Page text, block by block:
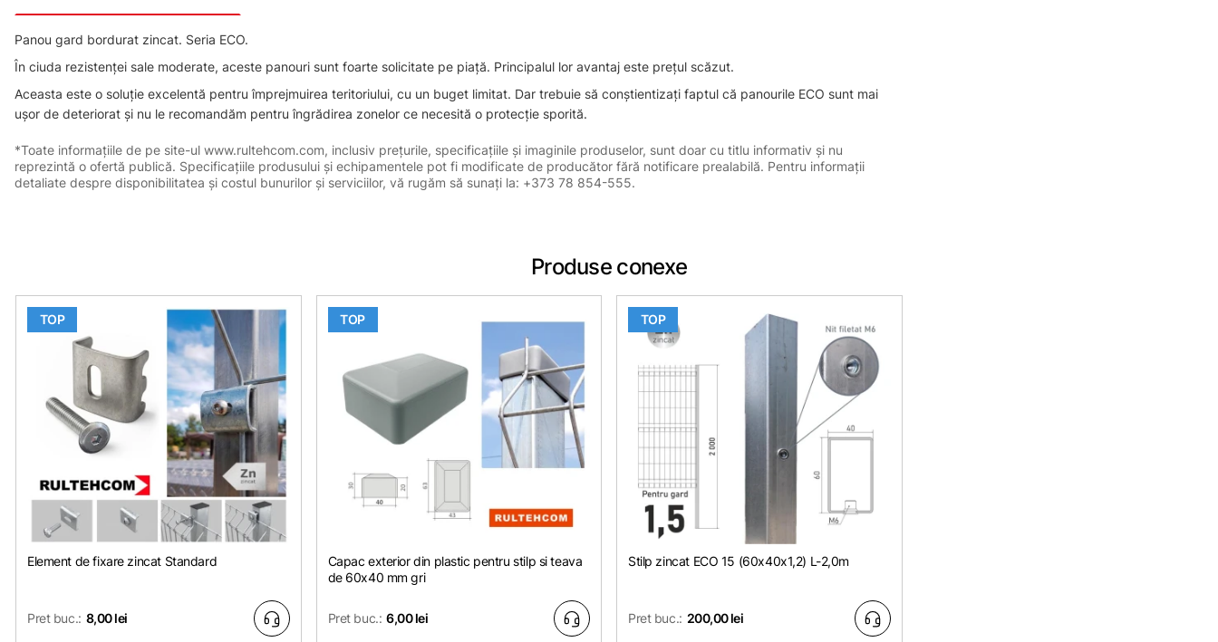
Panou gard bordurat zincat. Seria ECO.
În ciuda rezistenței sale moderate, aceste panouri sunt foarte solicitate pe piață. Principalul lor avantaj este prețul scăzut.
Aceasta este o soluție excelentă pentru împrejmuirea teritoriului, cu un buget limitat. Dar trebuie să conștientizați faptul că panourile ECO sunt mai
ușor de deteriorat și nu le recomandăm pentru îngrădirea zonelor ce necesită o protecție sporită.
*Toate informațiile de pe site-ul www.rultehcom.com, inclusiv prețurile, specificațiile și imaginile produselor, sunt doar cu titlu informativ și nu
reprezintă o ofertă publică. Specificațiile produsului și echipamentele pot fi modificate de producător fără notificare prealabilă. Pentru informații
detaliate despre disponibilitatea și costul bunurilor și serviciilor, vă rugăm să sunați la: +373 78 854-555.
Produse conexe
TOP
Element de fixare zincat Standard
Pret buc.: 8,00 lei
TOP
Capac exterior din plastic pentru stilp si teava
de 60x40 mm gri
Pret buc.: 6,00 lei
TOP
Stilp zincat ЕСО 15 (60х40x1,2) L-2,0m
Pret buc.: 200,00 lei